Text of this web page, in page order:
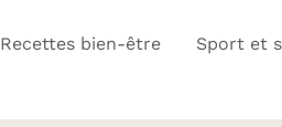
Recettes bien-être
Sport et